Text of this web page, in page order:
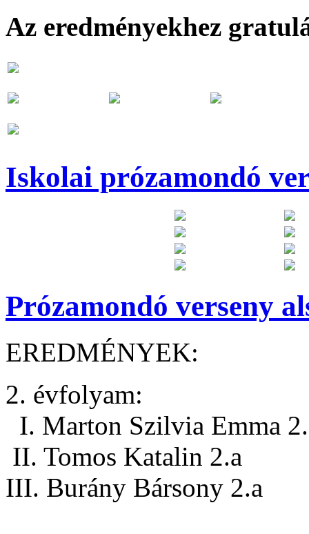
Az eredményekhez
Iskolai prózamondó
Prózamondó verseny
EREDMÉNYEK:
2. évfolyam:
I. Marton Szilvia Emma
II. Tomos Katalin 2.a
III. Burány Bársony 2.a